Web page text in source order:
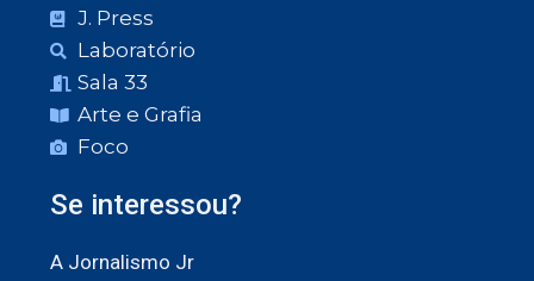
J. Press
Laboratório
Sala 33
Arte e Grafia
Foco
Se interessou?
A Jornalismo Jr